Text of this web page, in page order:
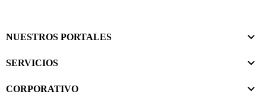
NUESTROS PORTALES
SERVICIOS
CORPORATIVO